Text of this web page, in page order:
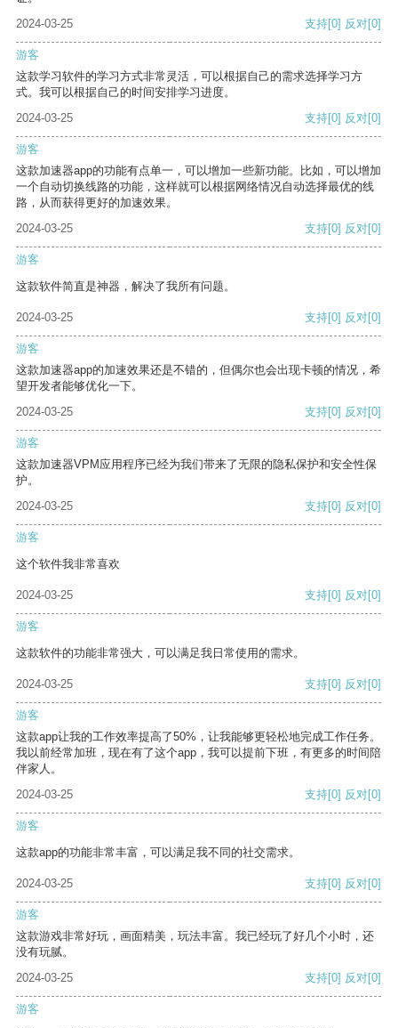
2024-03-25
支持[0] 反对[0]
游客
这款学习软件的学习方式非常灵活，可以根据自己的需求选择学习方
式。我可以根据自己的时间安排学习进度。
2024-03-25
支持[0] 反对[0]
游客
这款加速器app的功能有点单一，可以增加一些新功能。比如，可以增加
一个自动切换线路的功能，这样就可以根据网络情况自动选择最优的线
路，从而获得更好的加速效果。
2024-03-25
支持[0] 反对[0]
游客
这款软件简直是神器，解决了我所有问题。
2024-03-25 支持[0] 反对[0]
游客
这款加速器app的加速效果还是不错的，但偶尔也会出现卡顿的情况，希
望开发者能够优化一下。
2024-03-25
支持[0] 反对[0]
游客
这款加速器VPM应用程序已经为我们带来了无限的隐私保护和安全性保
护。
2024-03-25
支持[0] 反对[0]
游客
这个软件我非常喜欢
2024-03-25 支持[0] 反对[0]
游客
这款软件的功能非常强大，可以满足我日常使用的需求。
2024-03-25 支持[0] 反对[0]
游客
这款app让我的工作效率提高了50%，让我能够更轻松地完成工作任务。
我以前经常加班，现在有了这个app，我可以提前下班，有更多的时间陪
伴家人。
2024-03-25
支持[0] 反对[0]
游客
这款app的功能非常丰富，可以满足我不同的社交需求。
2024-03-25 支持[0] 反对[0]
游客
这款游戏非常好玩，画面精美，玩法丰富。我已经玩了好几个小时，还
没有玩腻。
2024-03-25
支持[0] 反对[0]
游客